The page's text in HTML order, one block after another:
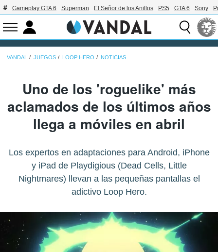
Gameplay GTA 6 Superman El Señor de los Anillos PS5 GTA 6 Sony
VANDAL JUEGOS LOOP HERO NOTICIAS
Uno de los 'roguelike' más
aclamados de los últimos años
llega a móviles en abril
Los expertos en adaptaciones para Android, iPhone
y iPad de Playdigious (Dead Cells, Little
Nightmares) llevan a las pequeñas pantallas el
adictivo Loop Hero.